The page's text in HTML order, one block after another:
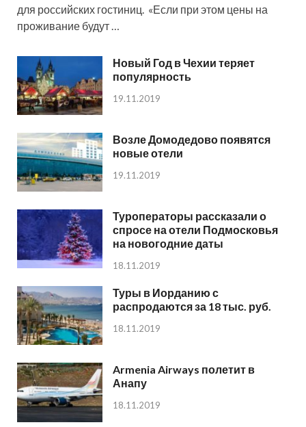
для российских гостиниц. «Если при этом цены на
проживание будут …
Новый Год в Чехии теряет
популярность
19.11.2019
Возле Домодедово появятся
новые отели
19.11.2019
Туроператоры рассказали о
спросе на отели Подмосковья
на новогодние даты
18.11.2019
Туры в Иорданию с
распродаются за 18 тыс. руб.
18.11.2019
Armenia Airways полетит в
Анапу
18.11.2019